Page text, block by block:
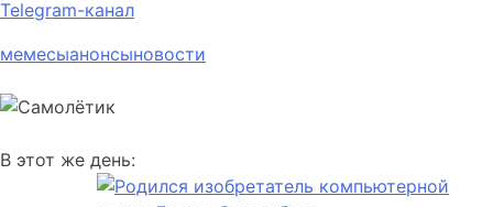
Telegram-канал
мемесыанонсыновости
В этот же день: